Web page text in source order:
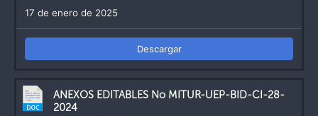
17 de enero de 2025
Descargar
ANEXOS EDITABLES No MITUR-UEP-BID-CI-28-
2024